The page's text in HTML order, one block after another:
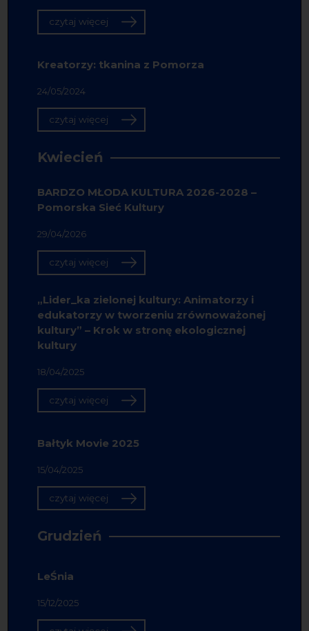
czytaj więcej
Kreatorzy: tkanina z Pomorza
24/05/2024
czytaj więcej
Kwiecień
BARDZO MŁODA KULTURA 2026-2028 –
Pomorska Sieć Kultury
29/04/2026
czytaj więcej
„Lider_ka zielonej kultury: Animatorzy i
edukatorzy w tworzeniu zrównoważonej
kultury” – Krok w stronę ekologicznej
kultury
18/04/2025
czytaj więcej
Bałtyk Movie 2025
15/04/2025
czytaj więcej
Grudzień
LeŚnia
15/12/2025